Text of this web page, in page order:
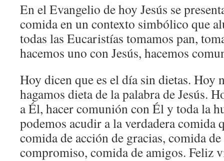
En el Evangelio de hoy Jesús se
comida en un contexto simbólico que
todas las Eucaristías tomamos pan,
hacemos uno con Jesús, hacemos
Hoy dicen que es el día sin dietas. Hoy
hagamos dieta de la palabra de Jesús.
a Él, hacer comunión con Él y toda la
podemos acudir a la verdadera comida
comida de acción de gracias, comida
compromiso, comida de amigos. Feliz